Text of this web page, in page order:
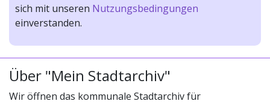
sich mit unseren Nutzungsbedingungen
einverstanden.
Über "Mein Stadtarchiv"
Wir öffnen das kommunale Stadtarchiv für